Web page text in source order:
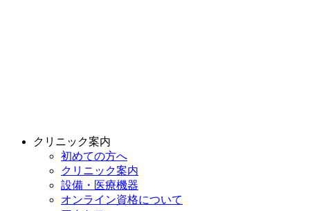
クリニック案内
初めての方へ
クリニック案内
設備・医療機器
オンライン資格について